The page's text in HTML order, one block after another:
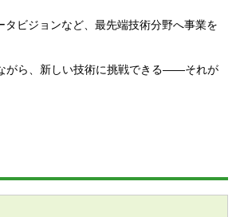
タビジョンなど、最先端技術分野へ事業を
がら、新しい技術に挑戦できる――それが